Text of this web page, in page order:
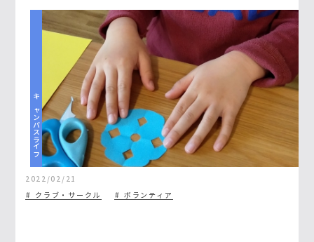
キャンパスライフ
2022/02/21
クラブ・サークル
ボランティア